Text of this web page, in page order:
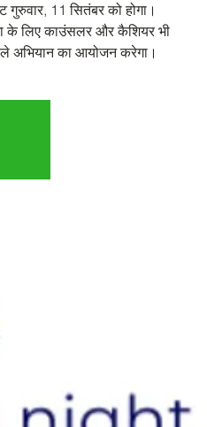
11 सितंबर को होगा।
के लिए काउंसलर और कैशियर भी
अभियान का आयोजन करेगा।